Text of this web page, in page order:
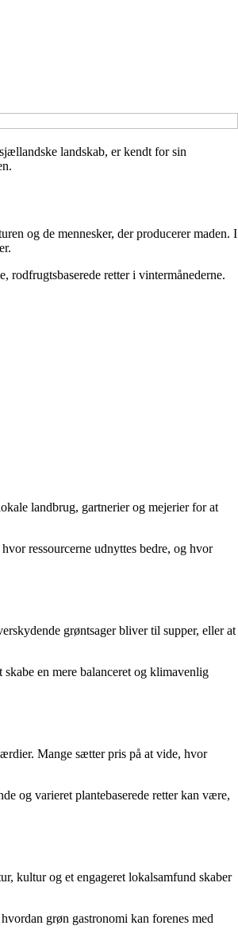
landskab, er kendt for sin
og de mennesker, der producerer maden. I
rodfrugtsbaserede retter i vintermånederne.
landbrug, gartnerier og mejerier for at
ressourcerne udnyttes bedre, og hvor
grøntsager bliver til supper, eller at
en mere balanceret og klimavenlig
Mange sætter pris på at vide, hvor
og varieret plantebaserede retter kan være,
kultur og et engageret lokalsamfund skaber
grøn gastronomi kan forenes med